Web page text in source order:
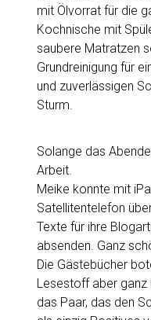
mit Ölvorrat für die
Kochnische mit
saubere Matratzen
Grundreinigung für
und zuverlässigen
Sturm.
Solange das
Arbeit.
Meike konnte mit
Satellitentelefon
Texte für ihre
absenden. Ganz
Die Gästebücher
Lesestoff aber
das Paar, das den